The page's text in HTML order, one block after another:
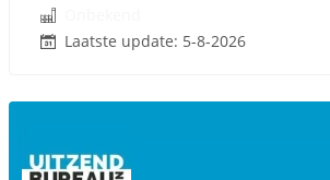
Laatste update: 5-8-2026